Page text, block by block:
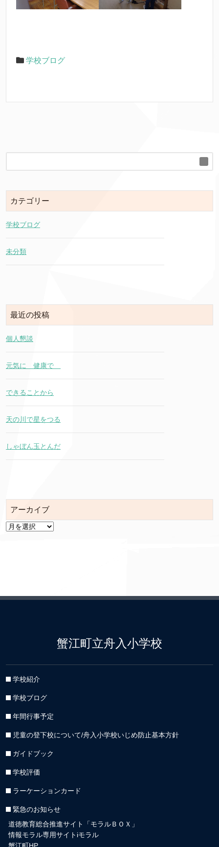
学校ブログ
カテゴリー
学校ブログ
未分類
最近の投稿
個人懇談
元気に 健康で
できることから
天の川で星をつる
しゃぼん玉とんだ
アーカイブ
ア
蟹江町立舟入小学校
学校紹介
学校ブログ
年間行事予定
児童の登下校について/舟入小学校いじめ防止基本方針
ガイドブック
学校評価
ラーケーションカード
緊急のお知らせ
道徳教育総合推進サイト「モラルＢＯＸ」
情報モラル専用サイトiモラル
蟹江町HP